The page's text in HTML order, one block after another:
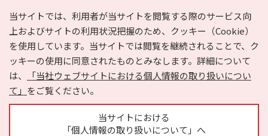
当サイトでは、利用者が当サイトを閲覧する際のサービス向
上およびサイトの利用状況把握のため、クッキー（Cookie）
を使用しています。当サイトでは閲覧を継続されることで、ク
ッキーの使用に同意されたものとみなします。詳細について
は、
「当社ウェブサイトにおける個人情報の取り扱いについ
て」 をご覧ください。
当サイトにおける
「個人情報の取り扱いについて」へ
e-NAVITA（イーナビタ）とは？ お気に入り
ヘルプ
利用規約
個人情報の取り扱いについて
運営会社
サイトマップ
広告掲載に関するお問い合わせ